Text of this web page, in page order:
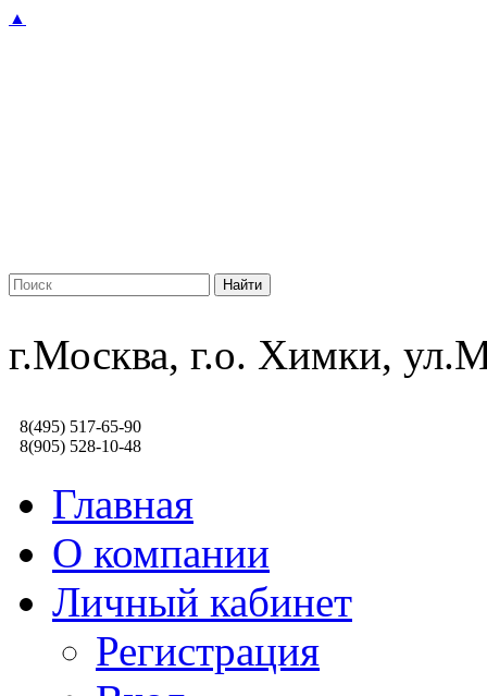
▲
г.Москва, г.о. Химки,
8(495) 517-65-90
8(905) 528-10-48
Главная
О компании
Личный кабинет
Регистрация